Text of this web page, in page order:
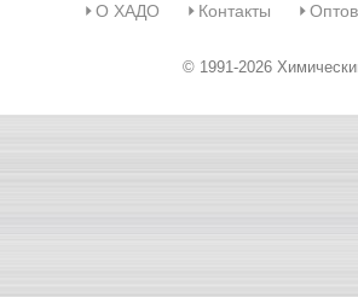
О ХАДО Контакты
© 1991-2026